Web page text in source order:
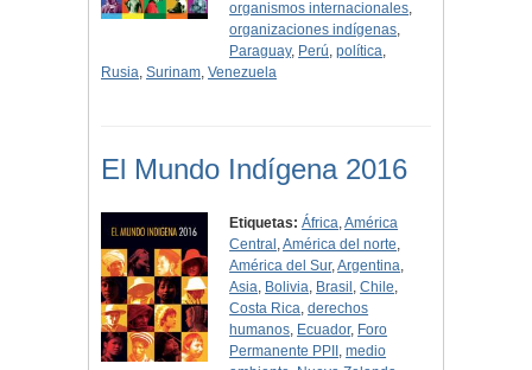
organismos internacionales,
organizaciones indígenas,
Paraguay, Perú,política,
Rusia, Surinam, Venezuela
El Mundo Indígena 2016
Etiquetas: África,América
Central ,América del norte,
América del Sur,Argentina,
Asia, Bolivia, Brasil ,Chile,
Costa Rica,derechos
humanos, Ecuador, Foro
Permanente PPII ,medio